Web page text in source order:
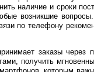
наличие и сроки
возникшие
по телефону
заказы
получить